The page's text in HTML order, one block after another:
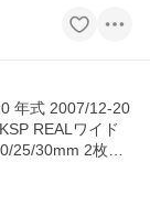
年式 2007/12-20
REALワイド
25/30mm 2枚セ